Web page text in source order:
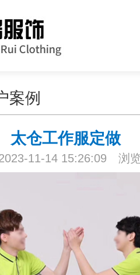
案例
太仓工作服定做
11-14 15:26:09 浏